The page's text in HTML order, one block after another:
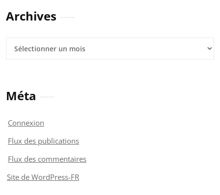
Archives
Méta
Connexion
Flux des publications
Flux des commentaires
Site de WordPress-FR